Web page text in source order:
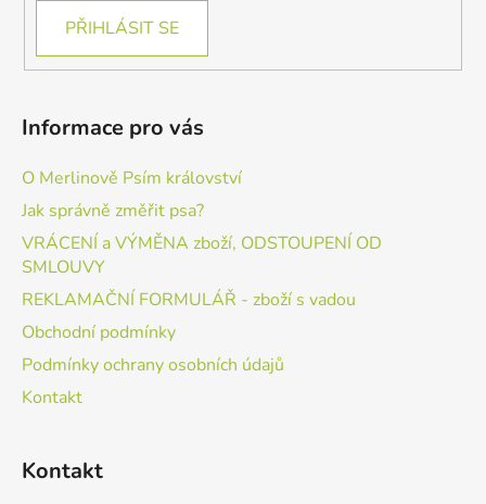
PŘIHLÁSIT SE
Informace pro vás
O Merlinově Psím království
Jak správně změřit psa?
VRÁCENÍ a VÝMĚNA zboží, ODSTOUPENÍ OD
SMLOUVY
REKLAMAČNÍ FORMULÁŘ - zboží s vadou
Obchodní podmínky
Podmínky ochrany osobních údajů
Kontakt
Kontakt